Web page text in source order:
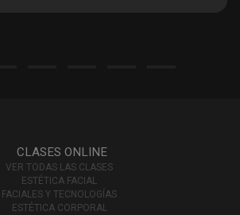
CLASES ONLINE
VER TODAS LAS CLASES
ESTÉTICA FACIAL
FACIALES Y TECNOLOGÍAS
ESTÉTICA CORPORAL